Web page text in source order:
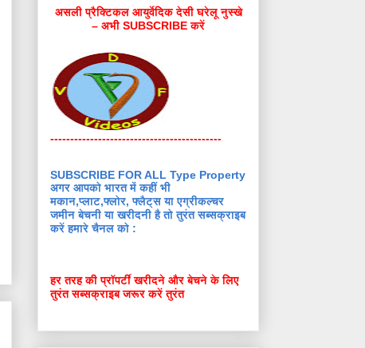
असली प्रैक्टिकल आयुर्वेदिक देसी घरेलू नुस्खे
– अभी SUBSCRIBE करें
-------------------------------------------
SUBSCRIBE FOR ALL Type Property
अगर आपको भारत में कहीं भी
मकान,प्लाट,फ्लोर, फ्लैट्स या एग्रीकल्चर
जमीन बेचनी या खरीदनी है तो तुरंत सब्सक्राइब
करें हमारे चैनल को :
हर तरह की प्रॉपर्टी खरीदने और बेचने के लिए
तुरंत सब्सक्राइब जरूर करें तुरंत